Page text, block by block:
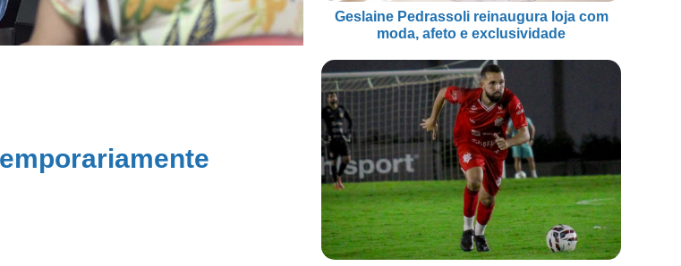
Geslaine Pedrassoli reinaugura loja com
moda, afeto e exclusividade